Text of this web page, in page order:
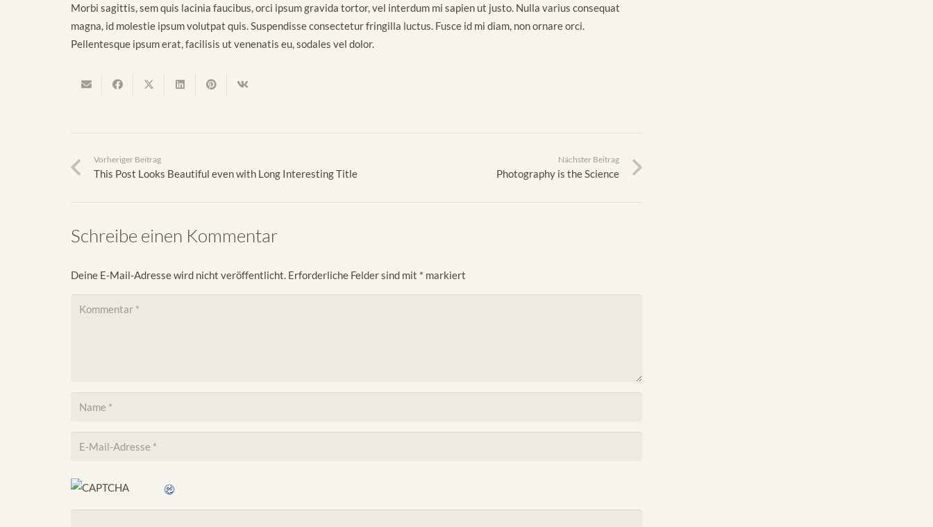
Morbi sagittis, sem quis lacinia faucibus, orci ipsum gravida tortor, vel interdum mi sapien ut justo. Nulla varius consequat
magna, id molestie ipsum volutpat quis. Suspendisse consectetur fringilla luctus. Fusce id mi diam, non ornare orci.
Pellentesque ipsum erat, facilisis ut venenatis eu, sodales vel dolor.
Vorheriger Beitrag
This Post Looks Beautiful even with Long Interesting Title
Nächster Beitrag
Photography is the Science
Schreibe einen Kommentar
Deine E-Mail-Adresse wird nicht veröffentlicht. Erforderliche Felder sind mit * markiert